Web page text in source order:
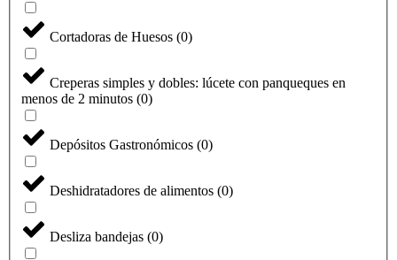
Cortadoras de Huesos (0)
Creperas simples y dobles: lúcete con panqueques en
menos de 2 minutos (0)
Depósitos Gastronómicos (0)
Deshidratadores de alimentos (0)
Desliza bandejas (0)